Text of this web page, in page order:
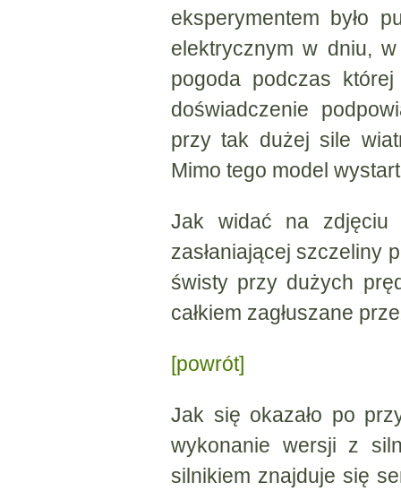
eksperymentem było
elektrycznym w dniu,
pogoda podczas
doświadczenie
przy tak dużej sile
Mimo tego model
Jak widać na zdjęciu
zasłaniającej szczeliny
świsty przy dużych
całkiem zagłuszane
[powrót]
Jak się okazało po
wykonanie wersji z
silnikiem znajduje się